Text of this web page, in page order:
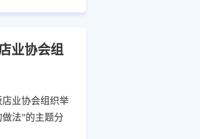
业协会组
店业协会组织举
法”的主题分